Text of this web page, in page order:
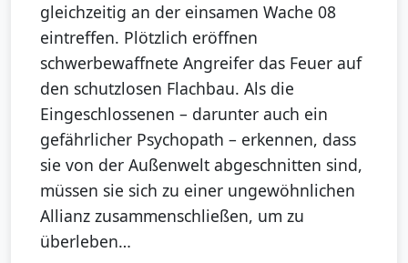
gleichzeitig an der einsamen Wache 08
eintreffen. Plötzlich eröffnen
schwerbewaffnete Angreifer das Feuer auf
den schutzlosen Flachbau. Als die
Eingeschlossenen – darunter auch ein
gefährlicher Psychopath – erkennen, dass
sie von der Außenwelt abgeschnitten sind,
müssen sie sich zu einer ungewöhnlichen
Allianz zusammenschließen, um zu
überleben…